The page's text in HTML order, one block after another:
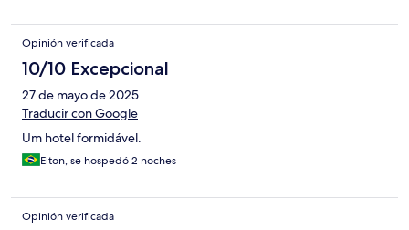
Opinión verificada
10/10 Excepcional
27 de mayo de 2025
Traducir con Google
Um hotel formidável.
Elton, se hospedó 2 noches
Opinión verificada